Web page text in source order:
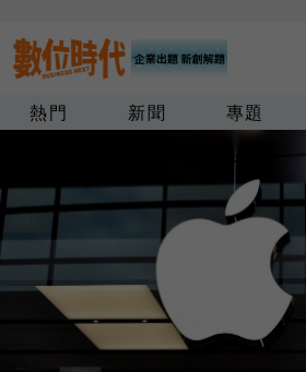
熱門 新聞 專題